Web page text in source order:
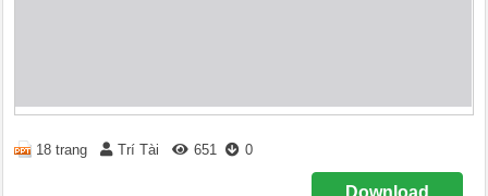
18 trang Trí Tài 651 0
Download